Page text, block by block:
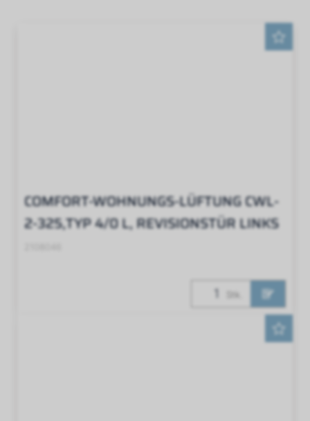
Wählen Sie aus fünf Leistungsstufen der CWL-2
von WOLF: die CWL-2-225, die CWL-2-325, die
COMFORT-WOHNUNGS-LÜFTUNG CWL-
2-325,TYP 4/0 L, REVISIONSTÜR LINKS
Stk.